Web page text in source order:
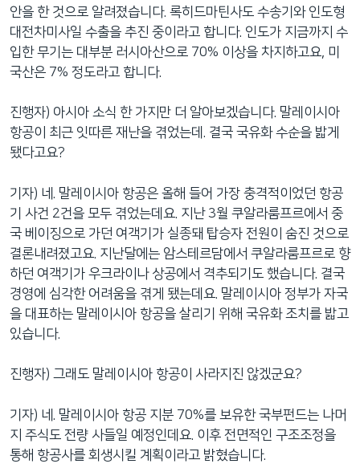
안을 한 것으로 알려졌습니다. 록히드마틴사도 수송기와 인도형
대전차미사일 수출을 추진 중이라고 합니다. 인도가 지금까지 수
입한 무기는 대부분 러시아산으로 70% 이상을 차지하고요, 미
국산은 7% 정도라고 합니다.
진행자) 아시아 소식 한 가지만 더 알아보겠습니다. 말레이시아
항공이 최근 잇따른 재난을 겪었는데. 결국 국유화 수순을 밟게
됐다고요?
기자) 네. 말레이시아 항공은 올해 들어 가장 충격적이었던 항공
기 사건 2건을 모두 겪었는데요. 지난 3월 쿠알라룸프르에서 중
국 베이징으로 가던 여객기가 실종돼 탑승자 전원이 숨진 것으로
결론내려졌고요. 지난달에는 암스테르담에서 쿠알라룸프르로 향
하던 여객기가 우크라이나 상공에서 격추되기도 했습니다. 결국
경영에 심각한 어려움을 겪게 됐는데요. 말레이시아 정부가 자국
을 대표하는 말레이시아 항공을 살리기 위해 국유화 조치를 밟고
있습니다.
진행자) 그래도 말레이시아 항공이 사라지진 않겠군요?
기자) 네. 말레이시아 항공 지분 70%를 보유한 국부펀드는 나머
지 주식도 전량 사들일 예정인데요. 이후 전면적인 구조조정을
통해 항공사를 회생시킬 계획이라고 밝혔습니다.